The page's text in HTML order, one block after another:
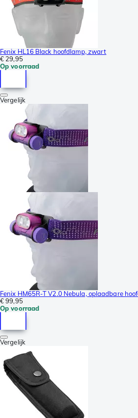
Fenix HL16 Black hoofdlamp, zwart
€ 29,95
Op voorraad
Vergelijk
Fenix HM65R-T V2.0 Nebula, oplaadbare
€ 99,95
Op voorraad
Vergelijk